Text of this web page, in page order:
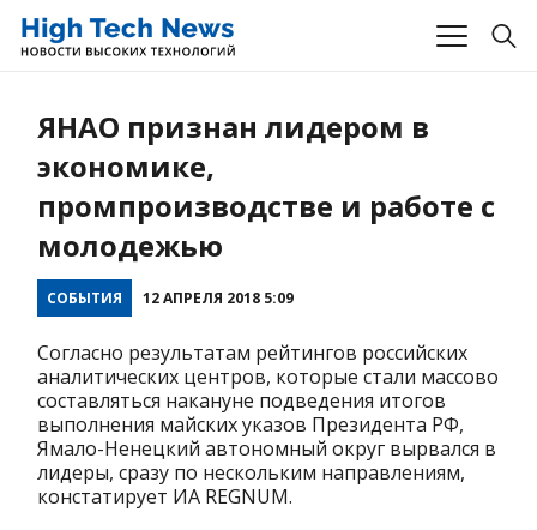
ЯНАО признан лидером в
экономике,
промпроизводстве и работе с
молодежью
СОБЫТИЯ 12 АПРЕЛЯ 2018 5:09
Согласно результатам рейтингов российских
аналитических центров, которые стали массово
составляться накануне подведения итогов
выполнения майских указов Президента РФ,
Ямало-Ненецкий автономный округ вырвался в
лидеры, сразу по нескольким направлениям,
констатирует ИА REGNUM.